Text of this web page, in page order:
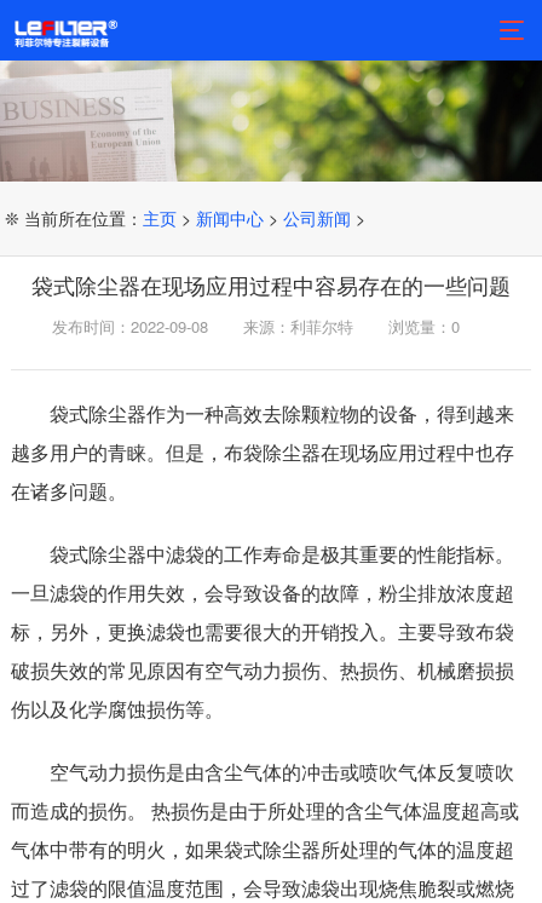
❊ 当前所在位置： 主页 > 新闻中心 >公司新闻 >
袋式除尘器在现场应用过程中容易存在的一些问题
发布时间：2022-09-08 来源：利菲尔特 浏览量： 0
袋式除尘器作为一种高效去除颗粒物的设备，得到越来
越多用户的青睐。但是，布袋除尘器在现场应用过程中也存
在诸多问题。
袋式除尘器中滤袋的工作寿命是极其重要的性能指标。
一旦滤袋的作用失效，会导致设备的故障，粉尘排放浓度超
标，另外，更换滤袋也需要很大的开销投入。主要导致布袋
破损失效的常见原因有空气动力损伤、热损伤、机械磨损损
伤以及化学腐蚀损伤等。
空气动力损伤是由含尘气体的冲击或喷吹气体反复喷吹
而造成的损伤。 热损伤是由于所处理的含尘气体温度超高或
气体中带有的明火，如果袋式除尘器所处理的气体的温度超
过了滤袋的限值温度范围，会导致滤袋出现烧焦脆裂或燃烧